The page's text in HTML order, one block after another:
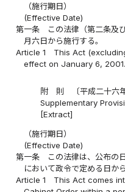
（施行期日）
(Effective Date)
第一条
この法律（第二条及
月六日から施行する。
Article 1
This Act
effect on January 6, 2001.
附 則 〔平成二十六年
Supplementary
[Extract]
（施行期日）
(Effective Date)
第一条
この法律は、公布の
において政令で定める日か
Article 1
This Act comes